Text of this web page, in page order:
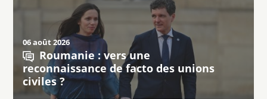
06 août 2026
Roumanie : vers une
reconnaissance de facto des unions
civiles ?